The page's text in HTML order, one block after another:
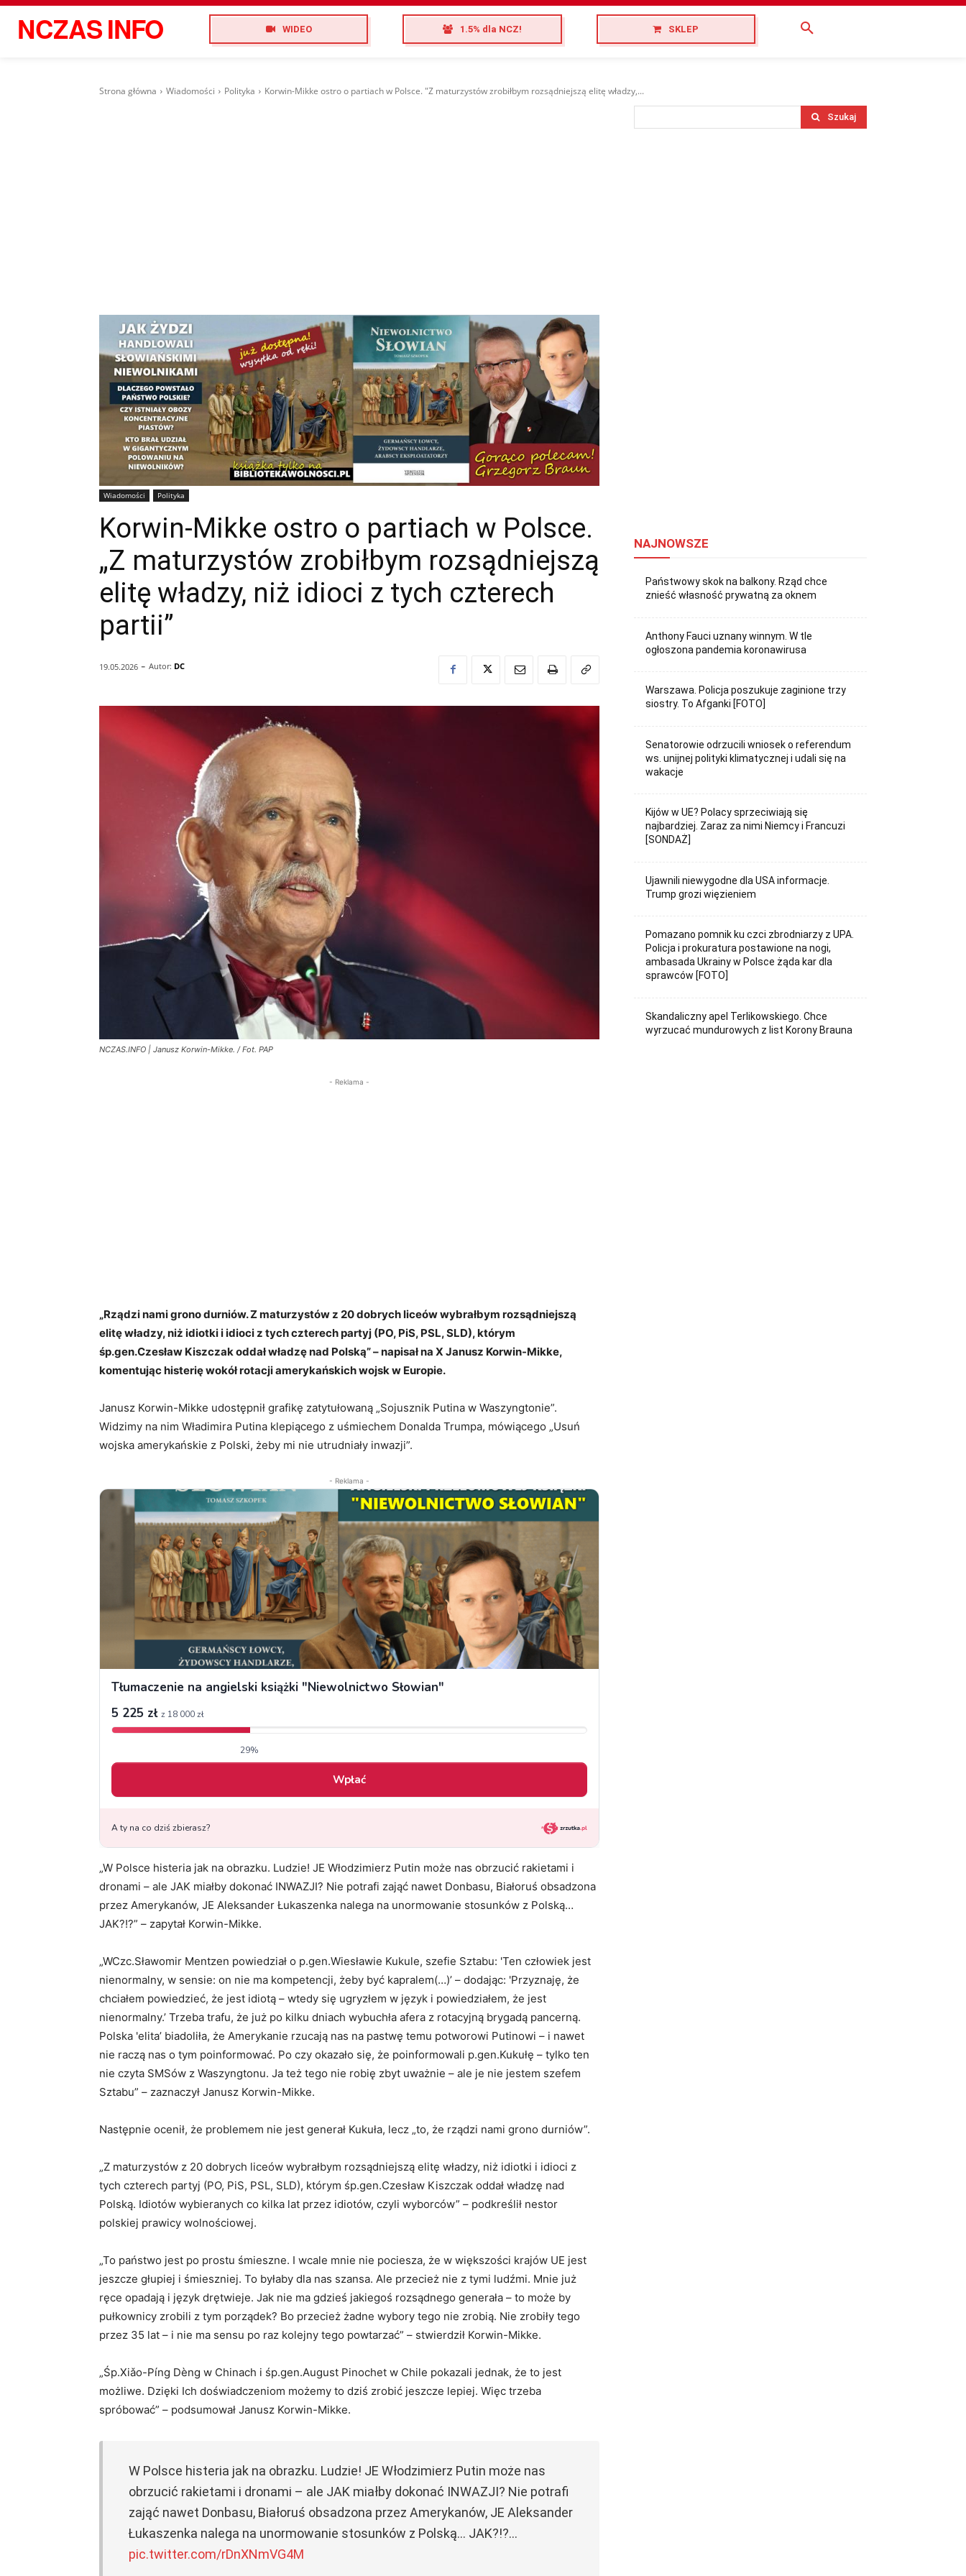
NCZASINFO WIDEO 1.5% dla NCZ! SKLEP
Strona główna Wiadomości Polityka Korwin-Mikke ostro o partiach w Polsce. "Z maturzystów zrobiłbym rozsądniejszą elitę władzy,...
Wiadomości Polityka
Korwin-Mikke ostro o partiach w Polsce.
„Z maturzystów zrobiłbym rozsądniejszą
elitę władzy, niż idioci z tych czterech
partii”
19.05.2026 - Autor: DC
NCZAS.INFO | Janusz Korwin-Mikke. / Fot. PAP
- Reklama -
„Rządzi nami grono durniów. Z maturzystów z 20 dobrych liceów wybrałbym rozsądniejszą
elitę władzy, niż idiotki i idioci z tych czterech partyj (PO, PiS, PSL, SLD), którym
śp.gen.Czesław Kiszczak oddał władzę nad Polską” – napisał na X Janusz Korwin-Mikke,
komentując histerię wokół rotacji amerykańskich wojsk w Europie.
Janusz Korwin-Mikke udostępnił grafikę zatytułowaną „Sojusznik Putina w Waszyngtonie”.
Widzimy na nim Władimira Putina klepiącego z uśmiechem Donalda Trumpa, mówiącego „Usuń
wojska amerykańskie z Polski, żeby mi nie utrudniały inwazji”.
- Reklama -
„W Polsce histeria jak na obrazku. Ludzie! JE Włodzimierz Putin może nas obrzucić rakietami i
dronami – ale JAK miałby dokonać INWAZJI? Nie potrafi zająć nawet Donbasu, Białoruś obsadzona
przez Amerykanów, JE Aleksander Łukaszenka nalega na unormowanie stosunków z Polską…
JAK?!?” – zapytał Korwin-Mikke.
„WCzc.Sławomir Mentzen powiedział o p.gen.Wiesławie Kukule, szefie Sztabu: 'Ten człowiek jest
nienormalny, w sensie: on nie ma kompetencji, żeby być kapralem(…)’ – dodając: 'Przyznaję, że
chciałem powiedzieć, że jest idiotą – wtedy się ugryzłem w język i powiedziałem, że jest
nienormalny.’ Trzeba trafu, że już po kilku dniach wybuchła afera z rotacyjną brygadą pancerną.
Polska 'elita’ biadoliła, że Amerykanie rzucają nas na pastwę temu potworowi Putinowi – i nawet
nie raczą nas o tym poinformować. Po czy okazało się, że poinformowali p.gen.Kukułę – tylko ten
nie czyta SMSów z Waszyngtonu. Ja też tego nie robię zbyt uważnie – ale je nie jestem szefem
Sztabu” – zaznaczył Janusz Korwin-Mikke.
Następnie ocenił, że problemem nie jest generał Kukuła, lecz „to, że rządzi nami grono durniów”.
„Z maturzystów z 20 dobrych liceów wybrałbym rozsądniejszą elitę władzy, niż idiotki i idioci z
tych czterech partyj (PO, PiS, PSL, SLD), którym śp.gen.Czesław Kiszczak oddał władzę nad
Polską. Idiotów wybieranych co kilka lat przez idiotów, czyli wyborców” – podkreślił nestor
polskiej prawicy wolnościowej.
„To państwo jest po prostu śmieszne. I wcale mnie nie pociesza, że w większości krajów UE jest
jeszcze głupiej i śmieszniej. To byłaby dla nas szansa. Ale przecież nie z tymi ludźmi. Mnie już
ręce opadają i język drętwieje. Jak nie ma gdzieś jakiegoś rozsądnego generała – to może by
pułkownicy zrobili z tym porządek? Bo przecież żadne wybory tego nie zrobią. Nie zrobiły tego
przez 35 lat – i nie ma sensu po raz kolejny tego powtarzać” – stwierdził Korwin-Mikke.
„Śp.Xiǎo-Píng Dèng w Chinach i śp.gen.August Pinochet w Chile pokazali jednak, że to jest
możliwe. Dzięki Ich doświadczeniom możemy to dziś zrobić jeszcze lepiej. Więc trzeba
spróbować” – podsumował Janusz Korwin-Mikke.
W Polsce histeria jak na obrazku. Ludzie! JE Włodzimierz Putin może nas
obrzucić rakietami i dronami – ale JAK miałby dokonać INWAZJI? Nie potrafi
zająć nawet Donbasu, Białoruś obsadzona przez Amerykanów, JE Aleksander
Łukaszenka nalega na unormowanie stosunków z Polską… JAK?!?…
pic.twitter.com/rDnXNmVG4M
Szukaj
NAJNOWSZE
Państwowy skok na balkony. Rząd chce
znieść własność prywatną za oknem
Anthony Fauci uznany winnym. W tle
ogłoszona pandemia koronawirusa
Warszawa. Policja poszukuje zaginione trzy
siostry. To Afganki [FOTO]
Senatorowie odrzucili wniosek o referendum
ws. unijnej polityki klimatycznej i udali się na
wakacje
Kijów w UE? Polacy sprzeciwiają się
najbardziej. Zaraz za nimi Niemcy i Francuzi
[SONDAŻ]
Ujawnili niewygodne dla USA informacje.
Trump grozi więzieniem
Pomazano pomnik ku czci zbrodniarzy z UPA.
Policja i prokuratura postawione na nogi,
ambasada Ukrainy w Polsce żąda kar dla
sprawców [FOTO]
Skandaliczny apel Terlikowskiego. Chce
wyrzucać mundurowych z list Korony Brauna